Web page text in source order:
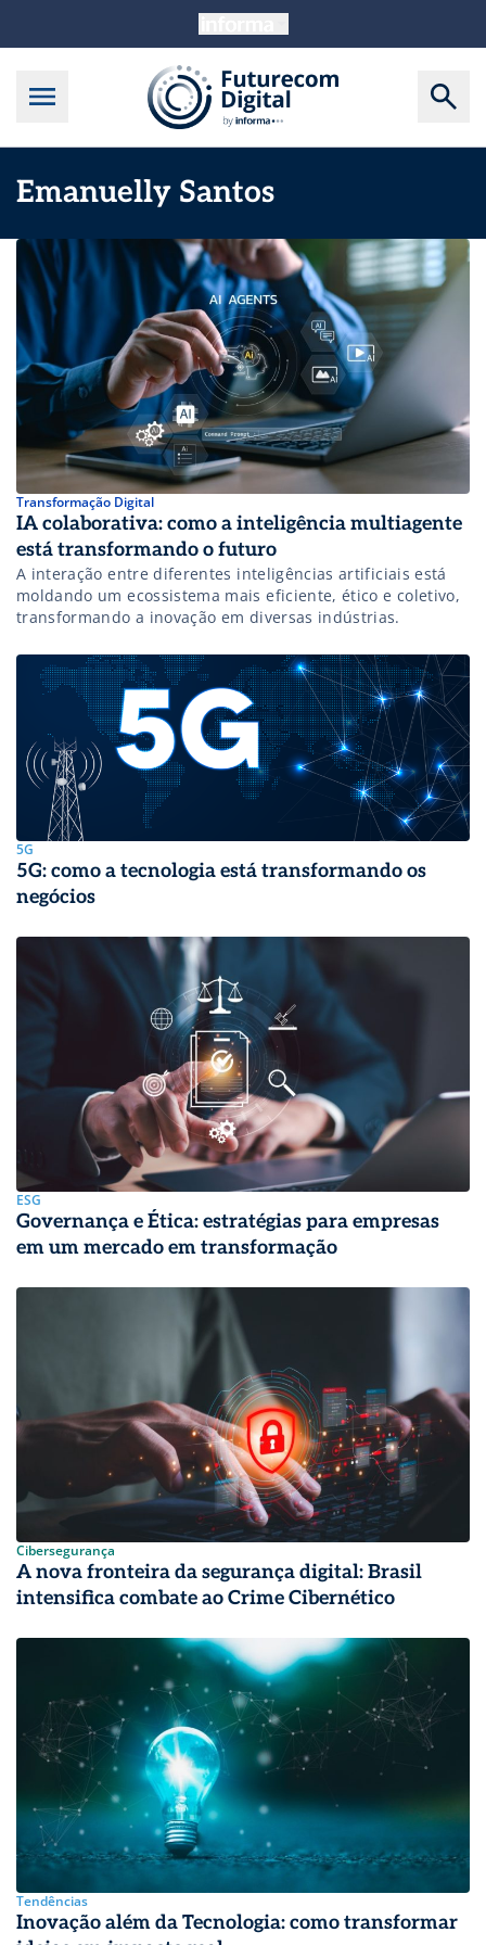
Emanuelly Santos
Transformação Digital
IA colaborativa: como a inteligência multiagente
está transformando o futuro
A interação entre diferentes inteligências artificiais está
moldando um ecossistema mais eficiente, ético e coletivo,
transformando a inovação em diversas indústrias.
5G
5G: como a tecnologia está transformando os
negócios
ESG
Governança e Ética: estratégias para empresas
em um mercado em transformação
Cibersegurança
A nova fronteira da segurança digital: Brasil
intensifica combate ao Crime Cibernético
Tendências
Inovação além da Tecnologia: como transformar